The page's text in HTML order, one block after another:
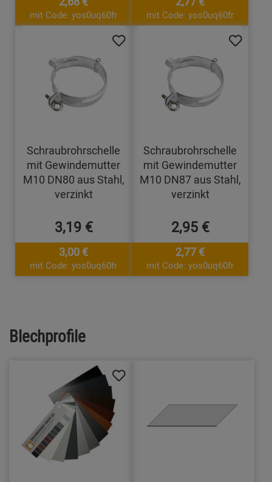
mit Code: yos0uq60fr mit Code: yos0uq60fr
Schraubrohrschelle
mit Gewindemutter
M10 DN80 aus Stahl,
verzinkt
3,19 €
3,00 €
mit Code: yos0uq60fr
Schraubrohrschelle
mit Gewindemutter
M10 DN87 aus Stahl,
verzinkt
2,95 €
2,77 €
mit Code: yos0uq60fr
Blechprofile